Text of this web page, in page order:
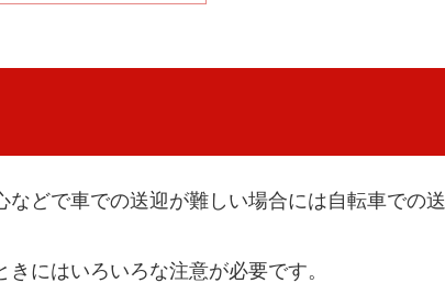
どで車での送迎が難しい場合には自転車での送
にはいろいろな注意が必要です。